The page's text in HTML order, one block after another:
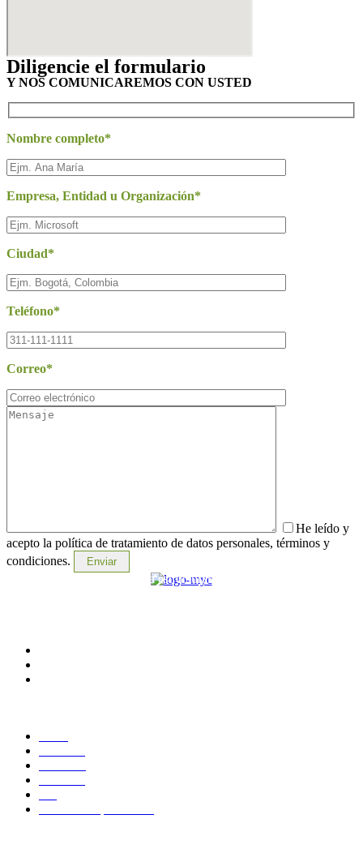
Diligencie el formulario
Y NOS COMUNICAREMOS CON USTED
Nombre completo*
Empresa, Entidad u Organización*
Ciudad*
Teléfono*
Correo*
He leído y
acepto la política de tratamiento de datos personales, términos y
condiciones.
Su aliado estratégico, para estructurar y potencializar proyectos